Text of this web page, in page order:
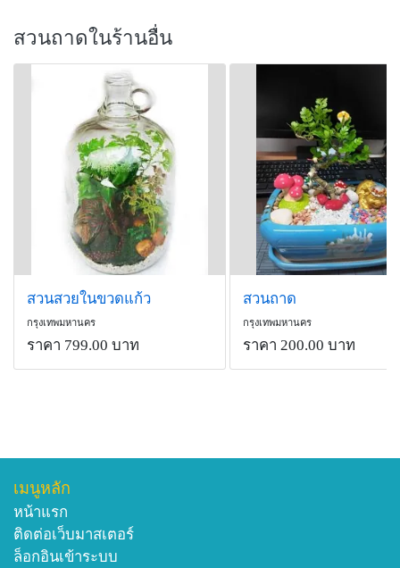
สวนถาดในร้านอื่น
สวนสวยในขวดแก้ว
กรุงเทพมหานคร
ราคา 799.00 บาท
สวนถาด
กรุงเทพมหานคร
ราคา 200.00 บาท
เมนูหลัก
หน้าแรก
ติดต่อเว็บมาสเตอร์
ล็อกอินเข้าระบบ